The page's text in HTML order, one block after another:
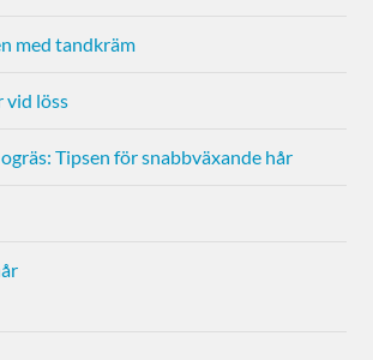
med tandkräm
vid löss
Tipsen för snabbväxande hår